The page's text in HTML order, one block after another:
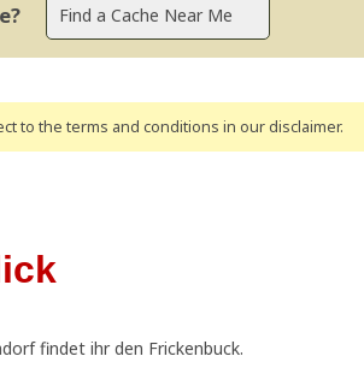
to the terms and conditions in our disclaimer.
findet ihr den Frickenbuck.